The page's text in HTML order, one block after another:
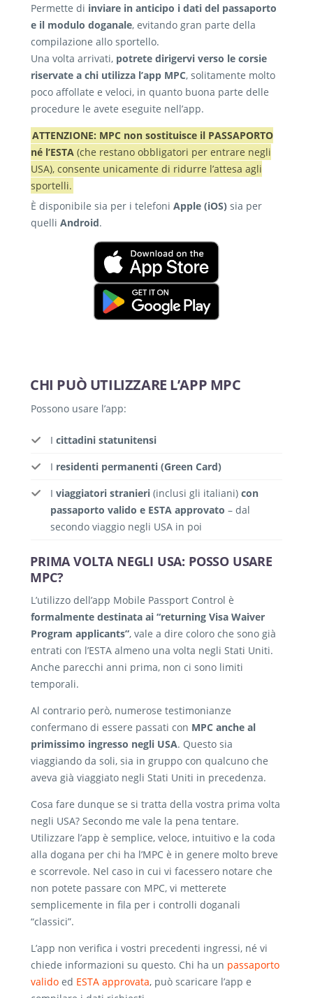
Permette di inviare in anticipo i dati del passaporto
e il modulo doganale, evitando gran parte della
compilazione allo sportello.
Una volta arrivati, potrete dirigervi verso le corsie
riservate a chi utilizza l’app MPC, solitamente molto
poco affollate e veloci, in quanto buona parte delle
procedure le avete eseguite nell’app.
ATTENZIONE: MPC non sostituisce il PASSAPORTO
né l’ESTA (che restano obbligatori per entrare negli
USA), consente unicamente di ridurre l’attesa agli
sportelli.
È disponibile sia per i telefoni Apple (iOS) sia per
quelli Android.
CHI PUÒ UTILIZZARE L’APP MPC
Possono usare l’app:
I cittadini statunitensi
I residenti permanenti (Green Card)
I viaggiatori stranieri (inclusi gli italiani) con
passaporto valido e ESTA approvato – dal
secondo viaggio negli USA in poi
PRIMA VOLTA NEGLI USA: POSSO USARE
MPC?
L’utilizzo dell’app Mobile Passport Control è
formalmente destinata ai “returning Visa Waiver
Program applicants”, vale a dire coloro che sono già
entrati con l’ESTA almeno una volta negli Stati Uniti.
Anche parecchi anni prima, non ci sono limiti
temporali.
Al contrario però, numerose testimonianze
confermano di essere passati con MPC anche al
primissimo ingresso negli USA. Questo sia
viaggiando da soli, sia in gruppo con qualcuno che
aveva già viaggiato negli Stati Uniti in precedenza.
Cosa fare dunque se si tratta della vostra prima volta
negli USA? Secondo me vale la pena tentare.
Utilizzare l’app è semplice, veloce, intuitivo e la coda
alla dogana per chi ha l’MPC è in genere molto breve
e scorrevole. Nel caso in cui vi facessero notare che
non potete passare con MPC, vi metterete
semplicemente in fila per i controlli doganali
“classici”.
L’app non verifica i vostri precedenti ingressi, né vi
chiede informazioni su questo. Chi ha un passaporto
valido ed ESTA approvata, può scaricare l’app e